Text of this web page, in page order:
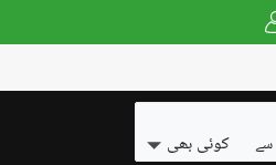
سے کوئی بھی